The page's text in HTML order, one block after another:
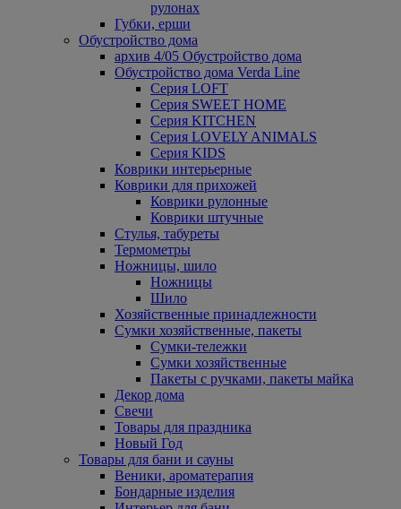
рулонах
Губки, ерши
Обустройство дома
архив 4/05 Обустройство дома
Обустройство дома Verda Line
Серия LOFT
Серия SWEET HOME
Серия KITCHEN
Серия LOVELY ANIMALS
Серия KIDS
Коврики интерьерные
Коврики для прихожей
Коврики рулонные
Коврики штучные
Стулья, табуреты
Термометры
Ножницы, шило
Ножницы
Шило
Хозяйственные принадлежности
Сумки хозяйственные, пакеты
Сумки-тележки
Сумки хозяйственные
Пакеты с ручками, пакеты майка
Декор дома
Свечи
Товары для праздника
Новый Год
Товары для бани и сауны
Веники, ароматерапия
Бондарные изделия